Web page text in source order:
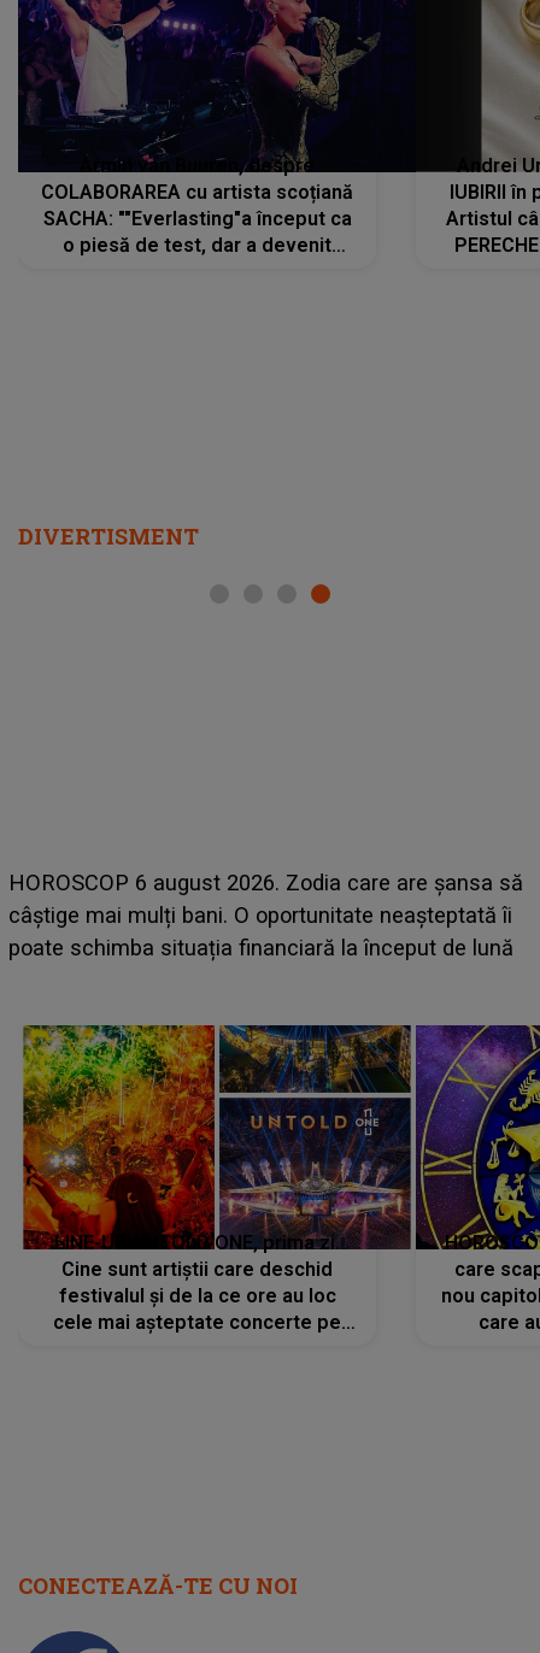
Armin van Buuren, despre
COLABORAREA cu artista scoțiană
SACHA: ""Everlasting"a început ca
o piesă de test, dar a devenit
Andrei
IUBIRII
Artistul
DIVERTISMENT
2026. Zodia care are șansa să
O oportunitate neașteptată îi
financiară la început de lună
LINE-UP UNTOLD
scena principală a
suedeză a ajuns
LINE-UP UNTOLD ONE, prima zi.
Cine sunt artiștii care deschid
festivalul și de la ce ore au loc
cele mai așteptate concerte pe
care
nou
care
CONECTEAZĂ-TE CU NOI